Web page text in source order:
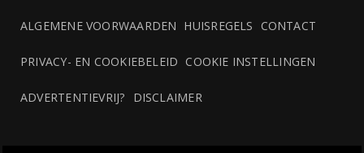
ALGEMENE VOORWAARDEN HUISREGELS CONTACT
PRIVACY- EN COOKIEBELEID COOKIE INSTELLINGEN
ADVERTENTIEVRIJ? DISCLAIMER